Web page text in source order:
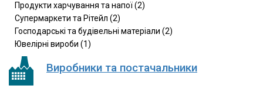
Продукти харчування та напої (2)
Супермаркети та Рітейл (2)
Господарські та будівельні матеріали (2)
Ювелірні вироби (1)
Виробники та постачальники